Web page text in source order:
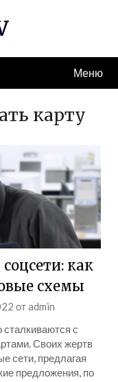
Меню
карту
как
схемы
отadmin
сталкиваются с
Своих жертв
сети, предлагая
предложения, по